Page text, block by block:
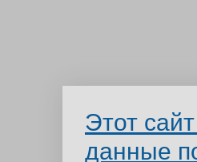
Этот
данные